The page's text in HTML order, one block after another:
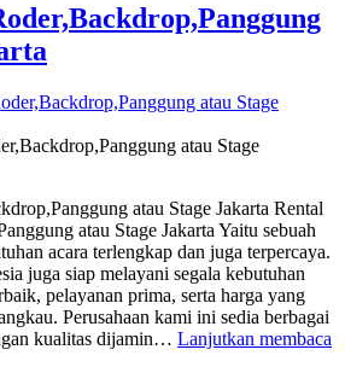
atau Stage
atau Stage Jakarta Rental
atau Stage Jakarta Yaitu sebuah
acara terlengkap dan juga terpercaya.
juga siap melayani segala kebutuhan
pelayanan prima, serta harga yang
Perusahaan kami ini sedia berbagai
kualitas dijamin… Lanjutkan membaca